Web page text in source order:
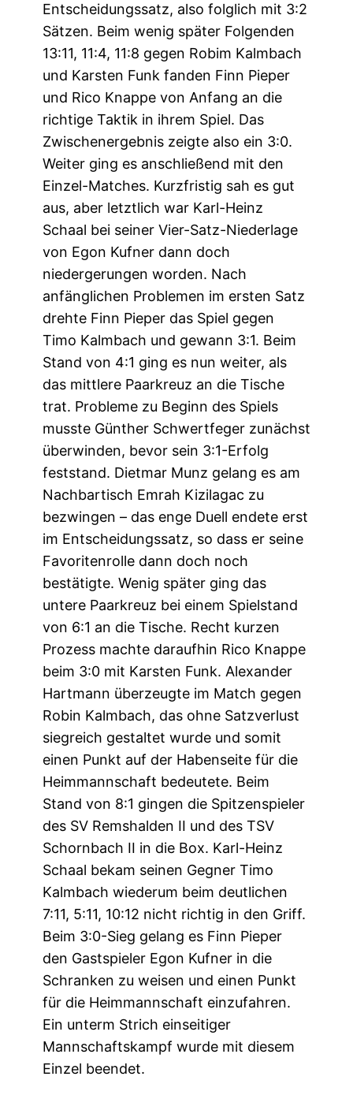
Entscheidungssatz, also folglich mit 3:2
Sätzen. Beim wenig später Folgenden
13:11, 11:4, 11:8 gegen Robim Kalmbach
und Karsten Funk fanden Finn Pieper
und Rico Knappe von Anfang an die
richtige Taktik in ihrem Spiel. Das
Zwischenergebnis zeigte also ein 3:0.
Weiter ging es anschließend mit den
Einzel-Matches. Kurzfristig sah es gut
aus, aber letztlich war Karl-Heinz
Schaal bei seiner Vier-Satz-Niederlage
von Egon Kufner dann doch
niedergerungen worden. Nach
anfänglichen Problemen im ersten Satz
drehte Finn Pieper das Spiel gegen
Timo Kalmbach und gewann 3:1. Beim
Stand von 4:1 ging es nun weiter, als
das mittlere Paarkreuz an die Tische
trat. Probleme zu Beginn des Spiels
musste Günther Schwertfeger zunächst
überwinden, bevor sein 3:1-Erfolg
feststand. Dietmar Munz gelang es am
Nachbartisch Emrah Kizilagac zu
bezwingen – das enge Duell endete erst
im Entscheidungssatz, so dass er seine
Favoritenrolle dann doch noch
bestätigte. Wenig später ging das
untere Paarkreuz bei einem Spielstand
von 6:1 an die Tische. Recht kurzen
Prozess machte daraufhin Rico Knappe
beim 3:0 mit Karsten Funk. Alexander
Hartmann überzeugte im Match gegen
Robin Kalmbach, das ohne Satzverlust
siegreich gestaltet wurde und somit
einen Punkt auf der Habenseite für die
Heimmannschaft bedeutete. Beim
Stand von 8:1 gingen die Spitzenspieler
des SV Remshalden II und des TSV
Schornbach II in die Box. Karl-Heinz
Schaal bekam seinen Gegner Timo
Kalmbach wiederum beim deutlichen
7:11, 5:11, 10:12 nicht richtig in den Griff.
Beim 3:0-Sieg gelang es Finn Pieper
den Gastspieler Egon Kufner in die
Schranken zu weisen und einen Punkt
für die Heimmannschaft einzufahren.
Ein unterm Strich einseitiger
Mannschaftskampf wurde mit diesem
Einzel beendet.